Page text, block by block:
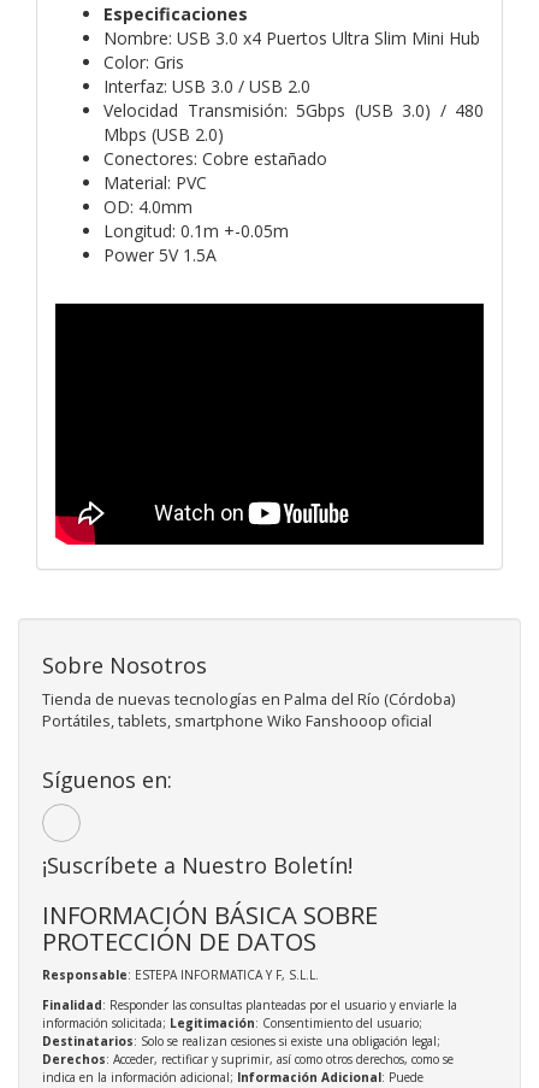
Especificaciones
Nombre: USB 3.0 x4 Puertos Ultra Slim Mini Hub
Color: Gris
Interfaz: USB 3.0 / USB 2.0
Velocidad Transmisión: 5Gbps (USB 3.0) / 480
Mbps (USB 2.0)
Conectores: Cobre estañado
Material: PVC
OD: 4.0mm
Longitud: 0.1m +-0.05m
Power 5V 1.5A
Sobre Nosotros
Tienda de nuevas tecnologías en Palma del Río (Córdoba)
Portátiles, tablets, smartphone Wiko Fanshooop oficial
Síguenos en:
¡Suscríbete a Nuestro Boletín!
INFORMACIÓN BÁSICA SOBRE
PROTECCIÓN DE DATOS
Responsable: ESTEPA INFORMATICA Y F, S.L.L.
Finalidad: Responder las consultas planteadas por el usuario y enviarle la
información solicitada; Legitimación: Consentimiento del usuario;
Destinatarios: Solo se realizan cesiones si existe una obligación legal;
Derechos: Acceder, rectificar y suprimir, así como otros derechos, como se
indica en la información adicional; Información Adicional: Puede